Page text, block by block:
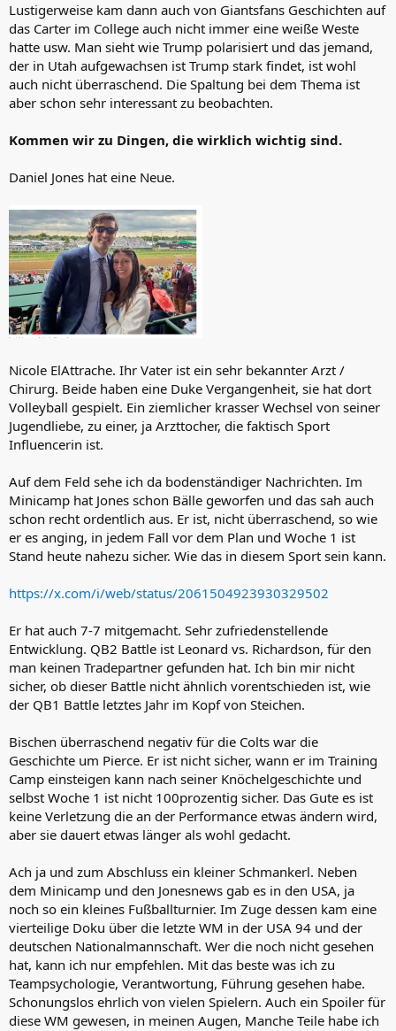
Lustigerweise kam dann auch von Giantsfans Geschichten auf
das Carter im College auch nicht immer eine weiße Weste
hatte usw. Man sieht wie Trump polarisiert und das jemand,
der in Utah aufgewachsen ist Trump stark findet, ist wohl
auch nicht überraschend. Die Spaltung bei dem Thema ist
aber schon sehr interessant zu beobachten.
Kommen wir zu Dingen, die wirklich wichtig sind.
Daniel Jones hat eine Neue.
Nicole ElAttrache. Ihr Vater ist ein sehr bekannter Arzt /
Chirurg. Beide haben eine Duke Vergangenheit, sie hat dort
Volleyball gespielt. Ein ziemlicher krasser Wechsel von seiner
Jugendliebe, zu einer, ja Arzttocher, die faktisch Sport
Influencerin ist.
Auf dem Feld sehe ich da bodenständiger Nachrichten. Im
Minicamp hat Jones schon Bälle geworfen und das sah auch
schon recht ordentlich aus. Er ist, nicht überraschend, so wie
er es anging, in jedem Fall vor dem Plan und Woche 1 ist
Stand heute nahezu sicher. Wie das in diesem Sport sein kann.
https://x.com/i/web/status/2061504923930329502
Er hat auch 7-7 mitgemacht. Sehr zufriedenstellende
Entwicklung. QB2 Battle ist Leonard vs. Richardson, für den
man keinen Tradepartner gefunden hat. Ich bin mir nicht
sicher, ob dieser Battle nicht ähnlich vorentschieden ist, wie
der QB1 Battle letztes Jahr im Kopf von Steichen.
Bischen überraschend negativ für die Colts war die
Geschichte um Pierce. Er ist nicht sicher, wann er im Training
Camp einsteigen kann nach seiner Knöchelgeschichte und
selbst Woche 1 ist nicht 100prozentig sicher. Das Gute es ist
keine Verletzung die an der Performance etwas ändern wird,
aber sie dauert etwas länger als wohl gedacht.
Ach ja und zum Abschluss ein kleiner Schmankerl. Neben
dem Minicamp und den Jonesnews gab es in den USA, ja
noch so ein kleines Fußballturnier. Im Zuge dessen kam eine
vierteilige Doku über die letzte WM in der USA 94 und der
deutschen Nationalmannschaft. Wer die noch nicht gesehen
hat, kann ich nur empfehlen. Mit das beste was ich zu
Teampsychologie, Verantwortung, Führung gesehen habe.
Schonungslos ehrlich von vielen Spielern. Auch ein Spoiler für
diese WM gewesen, in meinen Augen, Manche Teile habe ich